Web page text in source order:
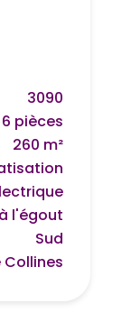
3090
6 pièces
260 m²
l'égout
Sud